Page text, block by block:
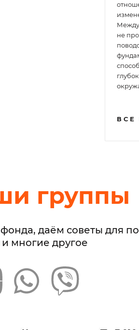
не
ВСЕ
группы
даём советы для
многие другое